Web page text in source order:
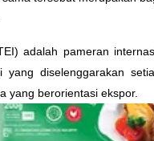
adalah pameran
yang diselenggarakan
yang berorientasi ekspor.